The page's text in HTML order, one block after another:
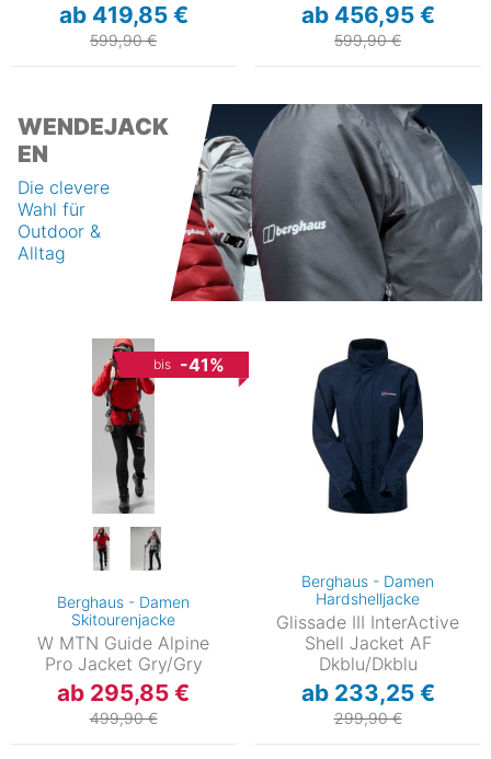
ab 419,85 €
599,90 €
ab 456,95 €
599,90 €
WENDEJACK
EN
Die clevere
Wahl für
Outdoor &
Alltag
bis -41%
Berghaus - Damen
Skitourenjacke
W MTN Guide Alpine
Pro Jacket Gry/Gry
ab 295,85 €
499,90 €
Berghaus - Damen
Hardshelljacke
Glissade III InterActive
Shell Jacket AF
Dkblu/Dkblu
ab 233,25 €
299,90 €